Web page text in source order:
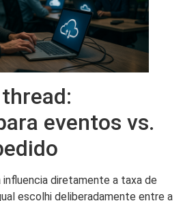
eventos vs.
diretamente a taxa de
escolhi deliberadamente entre a